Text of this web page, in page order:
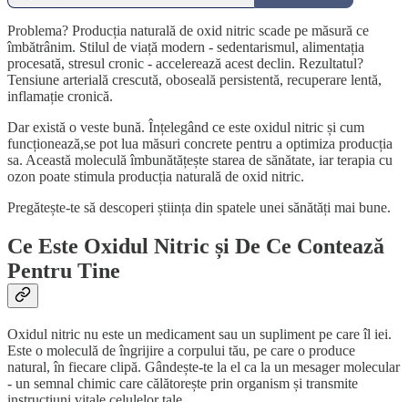
Problema? Producția naturală de oxid nitric scade pe măsură ce
îmbătrânim. Stilul de viață modern - sedentarismul, alimentația
procesată, stresul cronic - accelerează acest declin. Rezultatul?
Tensiune arterială crescută, oboseală persistentă, recuperare lentă,
inflamație cronică.
Dar există o veste bună. Înțelegând ce este oxidul nitric și cum
funcționează,se pot lua măsuri concrete pentru a optimiza producția
sa. Această moleculă îmbunătățește starea de sănătate, iar terapia cu
ozon poate stimula producția naturală de oxid nitric.
Pregătește-te să descoperi știința din spatele unei sănătăți mai bune.
Ce Este Oxidul Nitric și De Ce Contează
Pentru Tine
Oxidul nitric nu este un medicament sau un supliment pe care îl iei.
Este o moleculă de îngrijire a corpului tău, pe care o produce
natural, în fiecare clipă. Gândește-te la el ca la un mesager molecular
- un semnal chimic care călătorește prin organism și transmite